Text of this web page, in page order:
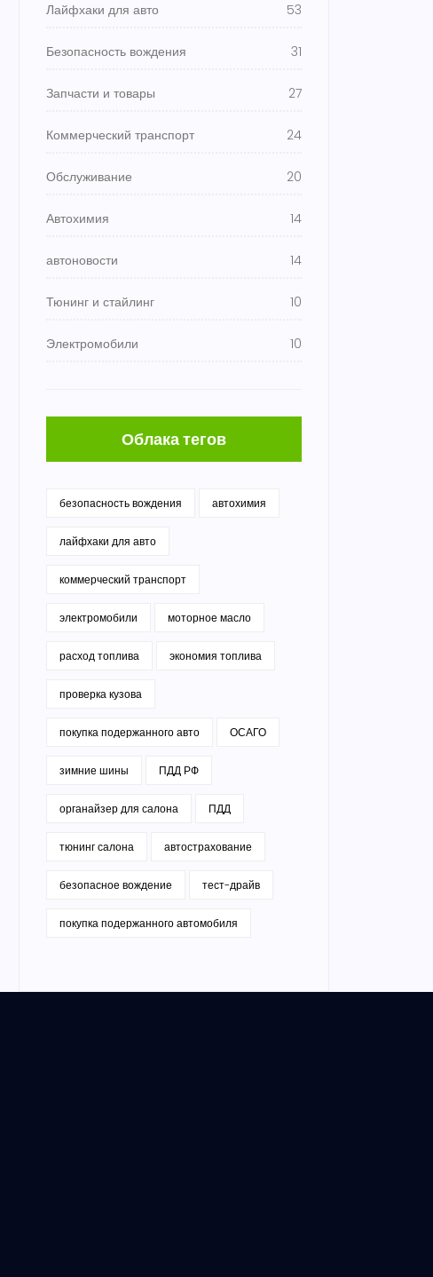
Лайфхаки для авто 53
Безопасность вождения 31
Запчасти и товары 27
Коммерческий транспорт 24
Обслуживание 20
Автохимия 14
автоновости 14
Тюнинг и стайлинг 10
Электромобили 10
Облака тегов
безопасность вождения автохимия
лайфхаки для авто
коммерческий транспорт
электромобили моторное масло
расход топлива экономия топлива
проверка кузова
покупка подержанного авто ОСАГО
зимние шины ПДД РФ
органайзер для салона ПДД
тюнинг салона автострахование
безопасное вождение тест-драйв
покупка подержанного автомобиля